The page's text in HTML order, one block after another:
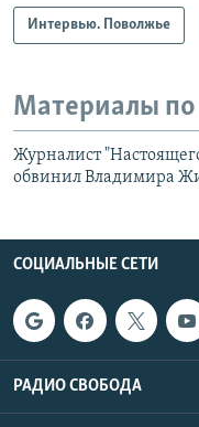
Интервью. Поволжье
Материалы по
Журналист
обвинил Владимира
СОЦИАЛЬНЫЕ СЕТИ
РАДИО СВОБОДА